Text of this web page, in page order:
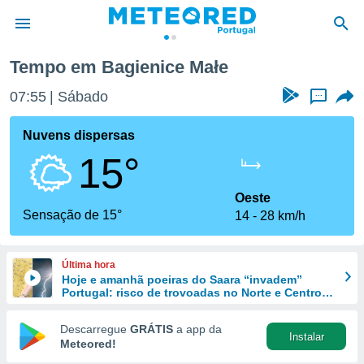
da
foi
fornecidas
a este
das
e
forma
digital
Tempo em Bagienice Małe
07:55 Sábado ...
Nuvens dispersas
15°
Sensação de 15°
Oeste
14
28 km/h
Última hora
Hoje e amanhã poeiras do Saara “invadem”
Portugal: risco de trovoadas no Norte e Centro
Descarregue GRÁTIS a app da
Meteored!
Instalar